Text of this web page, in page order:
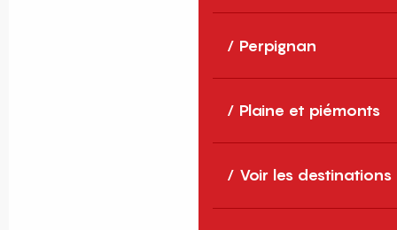
Perpignan
Plaine et piémonts
Voir les destinations